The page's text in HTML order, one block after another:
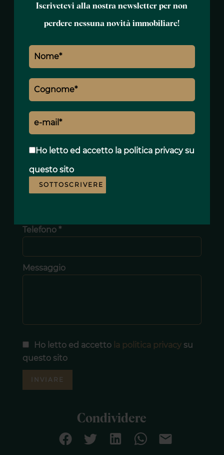
Iscrivetevi alla nostra newsletter per non
perdere nessuna novità immobiliare!
Ho letto ed accetto la politica privacysu
questo sito
SOTTOSCRIVERE
Agente
+33 6 32 03 34 30
lionel.louckx@polo-properties.com
Nome *
Cognome *
E-mail *
Telefono *
Messaggio
Ho letto ed accetto la politica privacysu
questo sito
INVIARE
Condividere